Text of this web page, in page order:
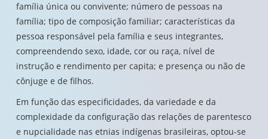
família única ou convivente; número de pessoas na
família; tipo de composição familiar; características da
pessoa responsável pela família e seus integrantes,
compreendendo sexo, idade, cor ou raça, nível de
instrução e rendimento per capita; e presença ou não de
cônjuge e de filhos.
Em função das especificidades, da variedade e da
complexidade da configuração das relações de parentesco
e nupcialidade nas etnias indígenas brasileiras, optou-se